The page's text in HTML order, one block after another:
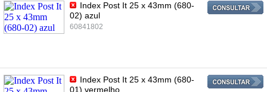
Index Post It 25 x 43mm (680-
02) azul
60841802
Index Post It 25 x 43mm (680-
01) vermelho